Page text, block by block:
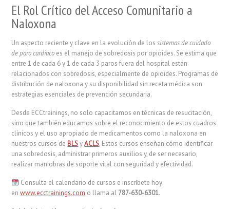
El Rol Crítico del Acceso Comunitario a
Naloxona
Un aspecto reciente y clave en la evolución de lossistemas de cuidado
de paro cardiaco es el manejo de sobredosis por opioides. Se estima que
entre 1 de cada 6 y 1 de cada 3 paros fuera del hospital están
relacionados con sobredosis, especialmente de opioides. Programas de
distribución de naloxona y su disponibilidad sin receta médica son
estrategias esenciales de prevención secundaria.
Desde ECCtrainings, no solo capacitamos en técnicas de resucitación,
sino que también educamos sobre el reconocimiento de estos cuadros
clínicos y el uso apropiado de medicamentos como la naloxona en
nuestros cursos de BLSyACLS. Estos cursos enseñan cómo identificar
una sobredosis, administrar primeros auxilios y, de ser necesario,
realizar maniobras de soporte vital con seguridad y efectividad.
Consulta el calendario de cursos e inscríbete hoy
enwww.ecctrainings.com o llama al 787-630-6301.